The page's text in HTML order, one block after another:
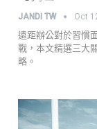
JANDI TW Oct
遠距辦公對於習慣
戰，本文精選三大
略。